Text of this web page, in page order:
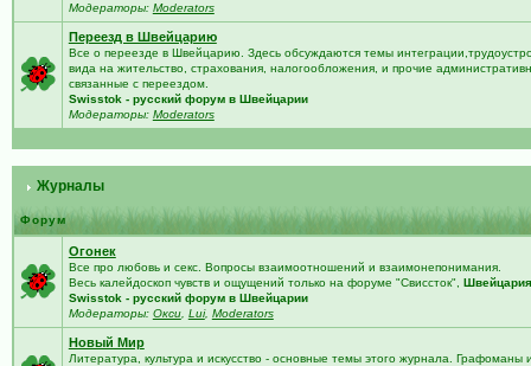
Модераторы: Moderators
Переезд в Швейцарию
Все о переезде в Швейцарию. Здесь обсуждаются темы
вида на жительство, страхования, налогообложения, и прочие
связанные с переездом.
Swisstok - русский форум в Швейцарии
Модераторы: Moderators
Журналы
Форум
Огонек
Все про любовь и секс. Вопросы взаимоотношений и взаимонепонимания.
Весь калейдоскоп чувств и ощущений только на форуме "Свиссток", Швейцария
Swisstok - русский форум в Швейцарии
Модераторы: Окси, Lui, Moderators
Новый Мир
Литература, культура и искусство - основные темы этого журнала. Графоманы